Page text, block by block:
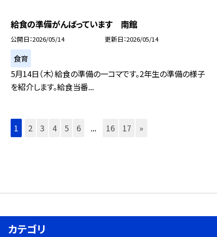
給食の準備がんばっています 南館
公開日 2026/05/14 更新日 2026/05/14
食育
5月14日（木）給食の準備の一コマです。2年生の準備の様子
を紹介します。給食当番...
1 2 3 4 5 6 ... 16 17 »
カテゴリ